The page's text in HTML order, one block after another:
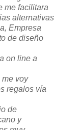
me facilitara
alternativas
Empresa
de diseño
on line a
voy
regalos vía
de
y